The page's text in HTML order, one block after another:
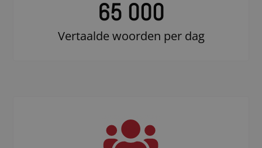
65 000
Vertaalde woorden per dag